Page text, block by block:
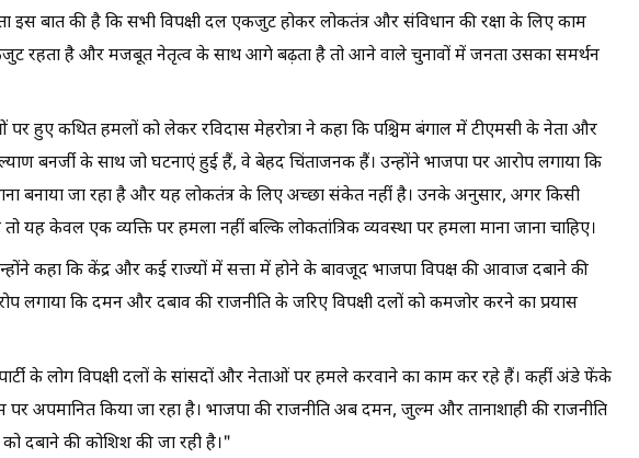
बात की है कि सभी विपक्षी दल एकजुट होकर लोकतंत्र और संविधान की रक्षा के लिए काम
रहता है और मजबूत नेतृत्व के साथ आगे बढ़ता है तो आने वाले चुनावों में जनता उसका समर्थन
पर हुए कथित हमलों को लेकर रविदास मेहरोत्रा ने कहा कि पश्चिम बंगाल में टीएमसी के नेता और
बनर्जी के साथ जो घटनाएं हुई हैं, वे बेहद चिंताजनक हैं। उन्होंने भाजपा पर आरोप लगाया कि
बनाया जा रहा है और यह लोकतंत्र के लिए अच्छा संकेत नहीं है। उनके अनुसार, अगर किसी
तो यह केवल एक व्यक्ति पर हमला नहीं बल्कि लोकतांत्रिक व्यवस्था पर हमला माना जाना चाहिए।
कहा कि केंद्र और कई राज्यों में सत्ता में होने के बावजूद भाजपा विपक्ष की आवाज दबाने की
लगाया कि दमन और दबाव की राजनीति के जरिए विपक्षी दलों को कमजोर करने का प्रयास
के लोग विपक्षी दलों के सांसदों और नेताओं पर हमले करवाने का काम कर रहे हैं। कहीं अंडे फेंके
पर अपमानित किया जा रहा है। भाजपा की राजनीति अब दमन, जुल्म और तानाशाही की राजनीति
दबाने की कोशिश की जा रही है।"